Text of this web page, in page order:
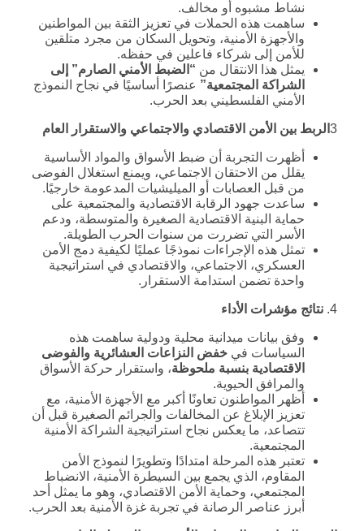
نشاط مشبوه أو مخالف.
ساهمت هذه الحملات في تعزيز الثقة بين المواطنين
والأجهزة الأمنية، وتحويل السكان من مجرد متلقين
للأمن إلى شركاء فاعلين في حفظه.
يمثل هذا الانتقال من “ الضبط الأمني الصارم” إلى
الشراكة المجتمعية” عنصرًا أساسيًا في نجاح النموذج
الأمني الفلسطيني بعد الحرب.
3 الربط بين الأمن الاقتصادي والاجتماعي والاستقرار العام
أظهرت التجربة أن ضبط الأسواق والمواد الأساسية
يقلل من الاحتقان الاجتماعي، ويمنع استغلال الفوضى
من قبل العصابات أو الميليشيات المدعومة خارجيًا.
ساعدت جهود الرقابة الاقتصادية والمجتمعية على
حماية البنية الاقتصادية الصغيرة والمتوسطة، ودعم
الأسر التي تضررت من سنوات الحرب الطويلة.
تمثل هذه الإجراءات نموذجًا عمليًا لكيفية دمج الأمن
العسكري، الاجتماعي، والاقتصادي في استراتيجية
واحدة تضمن استدامة الاستقرار.
4. نتائج مؤشرات الأداء
وفق بيانات ميدانية محلية ودولية ساهمت هذه
السياسات في خفض النزاعات العشائرية والفوضى
الاقتصادية بنسبة ملحوظة، واستقرار حركة الأسواق
والمرافق الحيوية.
أظهر المواطنون تعاونًا أكبر مع الأجهزة الأمنية، مع
تعزيز الإبلاغ عن المخالفات والجرائم الصغيرة قبل أن
تتصاعد، ما يعكس نجاح استراتيجية الشراكة الأمنية
المجتمعية.
تعتبر هذه المرحلة امتدادًا وتطويرًا لنموذج الأمن
المقاوم، الذي يجمع بين السيطرة الأمنية، الانضباط
المجتمعي، وحماية الأمن الاقتصادي، وهو ما يمثل أحد
أبرز عناصر الرصانة في تجربة غزة الأمنية بعد الحرب.